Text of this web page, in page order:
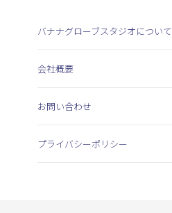
バナナグローブスタジオについて
会社概要
お問い合わせ
プライバシーポリシー